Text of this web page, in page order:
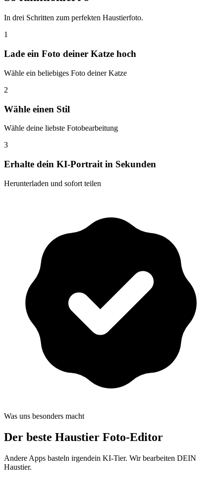
In drei Schritten zum perfekten Haustierfoto.
1
Lade ein Foto deiner Katze hoch
Wähle ein beliebiges Foto deiner Katze
2
Wähle einen Stil
Wähle deine liebste Fotobearbeitung
3
Erhalte dein KI-Portrait in Sekunden
Herunterladen und sofort teilen
Was uns besonders macht
Der beste Haustier Foto-Editor
Andere Apps basteln irgendein KI-Tier. Wir bearbeiten DEIN
Haustier.